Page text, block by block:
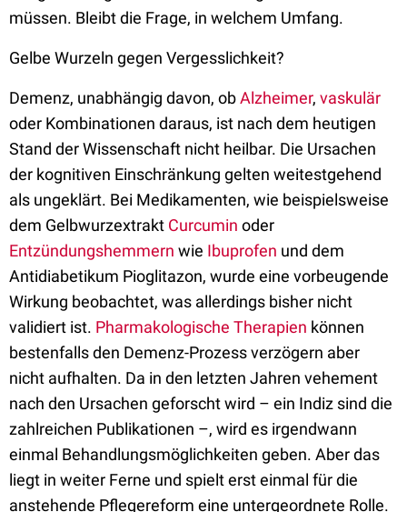
müssen. Bleibt die Frage, in welchem Umfang.
Gelbe Wurzeln gegen Vergesslichkeit?
Demenz, unabhängig davon, obAlzheimer, vaskulär
oder Kombinationen daraus, ist nach dem heutigen
Stand der Wissenschaft nicht heilbar. Die Ursachen
der kognitiven Einschränkung gelten weitestgehend
als ungeklärt. Bei Medikamenten, wie beispielsweise
dem Gelbwurzextrakt Curcumin oder
Entzündungshemmern wie Ibuprofen und dem
Antidiabetikum Pioglitazon, wurde eine vorbeugende
Wirkung beobachtet, was allerdings bisher nicht
validiert ist. Pharmakologische Therapien können
bestenfalls den Demenz-Prozess verzögern aber
nicht aufhalten. Da in den letzten Jahren vehement
nach den Ursachen geforscht wird – ein Indiz sind die
zahlreichen Publikationen –, wird es irgendwann
einmal Behandlungsmöglichkeiten geben. Aber das
liegt in weiter Ferne und spielt erst einmal für die
anstehende Pflegereform eine untergeordnete Rolle.